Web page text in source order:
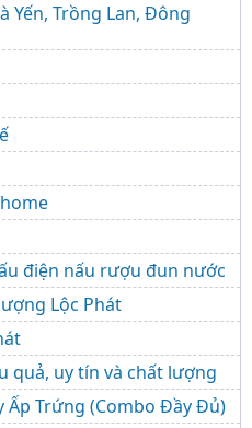
Yến, Trồng Lan, Đông
điện nấu rượu đun nước
Lộc Phát
quả, uy tín và chất lượng
Ấp Trứng (Combo Đầy Đủ)